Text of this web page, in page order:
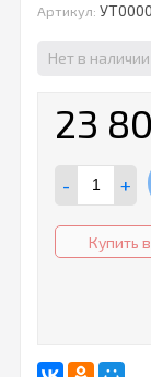
Артикул:
Нет в наличии
23
- +
Купить